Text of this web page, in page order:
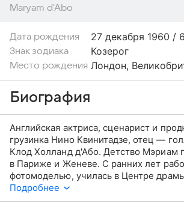
Maryam d'Abo
Дата рождения 27 декабря 1960 /
Знак зодиака Козерог
Место рождения Лондон,
Биография
Английская актриса, сценарист и
грузинка Нино Квинитадзе, отец —
Клод Холланд д'Або. Детство Мэриам
в Париже и Женеве. С ранних лет
фотомоделью, училась в Центре
Дебютировала в главной роли
фантастического хоррор-фильма
Подробнее